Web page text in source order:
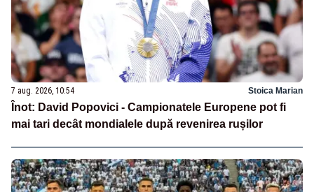
7 aug. 2026, 10:54 Stoica Marian
Înot: David Popovici - Campionatele Europene pot fi
mai tari decât mondialele după revenirea rușilor